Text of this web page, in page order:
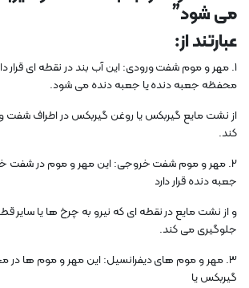
می شود”
عبارتند از:
1. مهر و موم شفت ورودی: این آب بند در نقطه ای قرار
محفظه جعبه دنده یا جعبه دنده می شود.
از نشت مایع گیربکس یا روغن گیربکس در اطراف شفت
کند.
2. مهر و موم شفت خروجی: این مهر و موم در شفت
جعبه دنده قرار دارد
و از نشت مایع در نقطه ای که نیرو به چرخ ها یا
جلوگیری می کند.
3. مهر و موم های دیفرانسیل: این مهر و موم ها در
گیربکس یا